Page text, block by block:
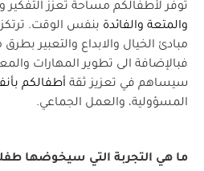
توفر لأطفالكم مساحة تعزز التفكير
والمتعة والفائدة بنفس الوقت.
مبادئ الخيال والابداع والتعبير
فبالإضافة الى تطوير المهارات
سيساهم في تعزيز ثقة أطفالكم
المسؤولية، والعمل الجماعي.
ما هي التجربة التي سيخوضها